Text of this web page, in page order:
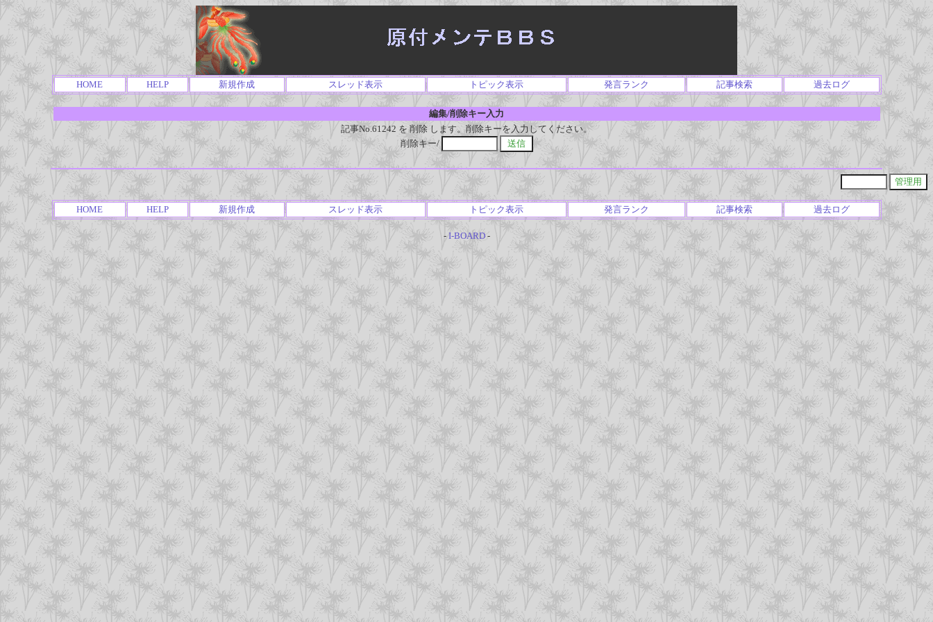
HOME HELP 新規作成 スレッド表示 トピック表示 発言ランク 記事検索 過去ログ
編集/削除キー入力
記事No.61242 を 削除 します。削除キーを入力してください。
削除キー/
HOME HELP 新規作成 スレッド表示 トピック表示 発言ランク 記事検索 過去ログ
- I-BOARD-